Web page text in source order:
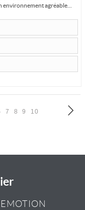
environnement agréable...
7 8 9 10
EMOTION